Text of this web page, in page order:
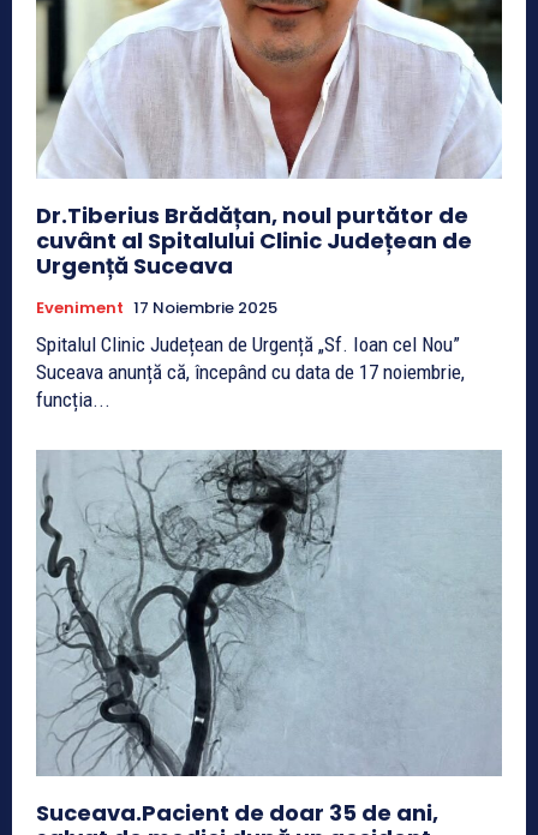
Dr.Tiberius Brădățan, noul purtător de
cuvânt al Spitalului Clinic Județean de
Urgență Suceava
Eveniment 17 Noiembrie 2025
Spitalul Clinic Județean de Urgență „Sf. Ioan cel Nou”
Suceava anunță că, începând cu data de 17 noiembrie,
funcția...
Suceava.Pacient de doar 35 de ani,